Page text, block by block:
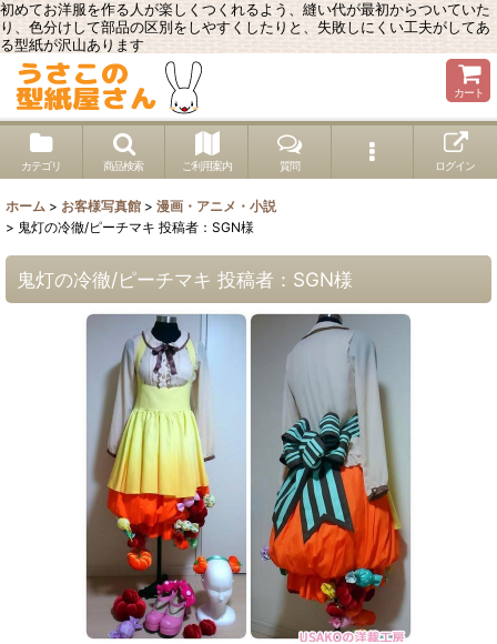
初めてお洋服を作る人が楽しくつくれるよう、縫い代が最初からついていた
り、色分けして部品の区別をしやすくしたりと、失敗しにくい工夫がしてあ
る型紙が沢山あります
カート
カテゴリ 商品検索 ご利用案内 質問 ログイン
ホーム > お客様写真館 > 漫画・アニメ・小説
> 鬼灯の冷徹/ピーチマキ 投稿者：SGN様
鬼灯の冷徹/ピーチマキ 投稿者：SGN様